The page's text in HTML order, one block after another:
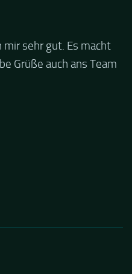
nochmals besten
Party! Der aktuelle Live
- Merci...